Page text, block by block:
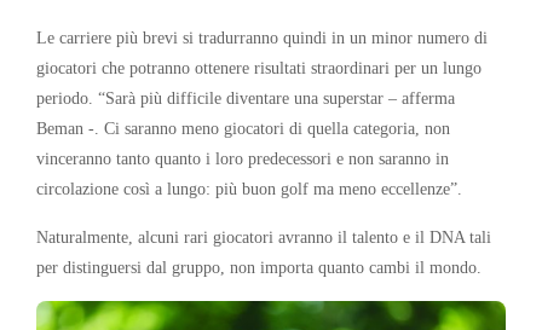
Le carriere più brevi si tradurranno quindi in un minor numero di
giocatori che potranno ottenere risultati straordinari per un lungo
periodo. “Sarà più difficile diventare una superstar – afferma
Beman -. Ci saranno meno giocatori di quella categoria, non
vinceranno tanto quanto i loro predecessori e non saranno in
circolazione così a lungo: più buon golf ma meno eccellenze”.
Naturalmente, alcuni rari giocatori avranno il talento e il DNA tali
per distinguersi dal gruppo, non importa quanto cambi il mondo.